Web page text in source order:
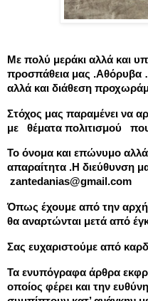
Με πολύ μεράκι αλλά και
προσπάθεια μας
αλλά και διάθεση
Στόχος μας παραμένει να
με θέματα πολιτισμού
Το όνομα και επώνυμο
απαραίτητα .Η διεύθυνση
zantedanias@gmail.com
Όπως έχουμε από την αρχή
θα αναρτώνται μετά από
Σας ευχαριστούμε από
Τα ενυπόγραφα άρθρα
οποίος φέρει και την